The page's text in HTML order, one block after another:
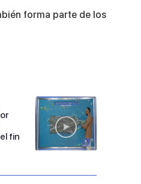
forma parte de los
fin